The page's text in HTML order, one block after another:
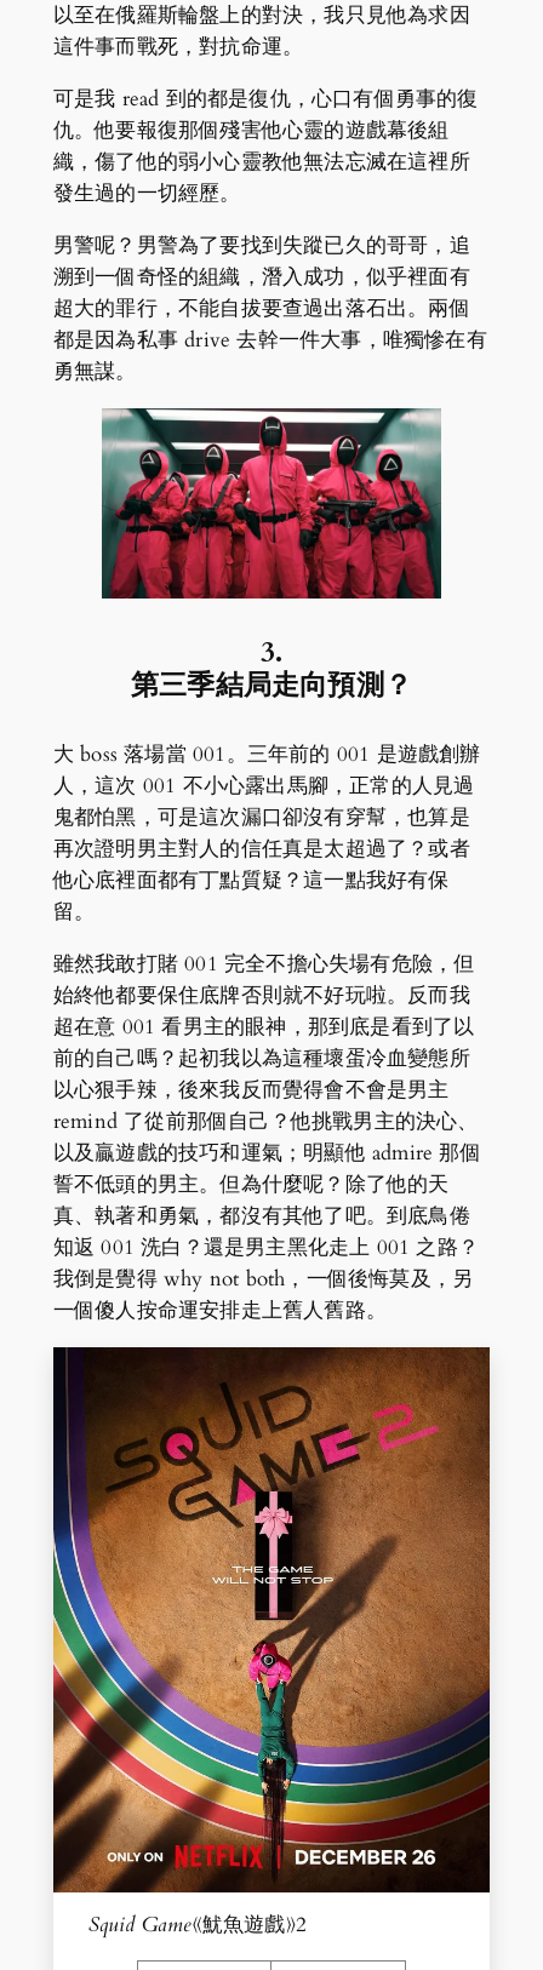
以至在俄羅斯輪盤上的對決，我只見他為求因
這件事而戰死，對抗命運。
可是我 read 到的都是復仇，心口有個勇事的復
仇。他要報復那個殘害他心靈的遊戲幕後組
織，傷了他的弱小心靈教他無法忘滅在這裡所
發生過的一切經歷。
男警呢？男警為了要找到失蹤已久的哥哥，追
溯到一個奇怪的組織，潛入成功，似乎裡面有
超大的罪行，不能自拔要查過出落石出。兩個
都是因為私事 drive 去幹一件大事，唯獨慘在有
勇無謀。
3.
第三季結局走向預測？
大 boss 落場當 001。三年前的 001 是遊戲創辦
人，這次 001 不小心露出馬腳，正常的人見過
鬼都怕黑，可是這次漏口卻沒有穿幫，也算是
再次證明男主對人的信任真是太超過了？或者
他心底裡面都有丁點質疑？這一點我好有保
留。
雖然我敢打賭 001 完全不擔心失場有危險，但
始終他都要保住底牌否則就不好玩啦。反而我
超在意 001 看男主的眼神，那到底是看到了以
前的自己嗎？起初我以為這種壞蛋冷血變態所
以心狠手辣，後來我反而覺得會不會是男主
remind 了從前那個自己？他挑戰男主的決心、
以及贏遊戲的技巧和運氣；明顯他 admire 那個
誓不低頭的男主。但為什麼呢？除了他的天
真、執著和勇氣，都沒有其他了吧。到底鳥倦
知返 001 洗白？還是男主黑化走上 001 之路？
我倒是覺得 why not both，一個後悔莫及，另
一個傻人按命運安排走上舊人舊路。
Squid Game《魷魚遊戲》2